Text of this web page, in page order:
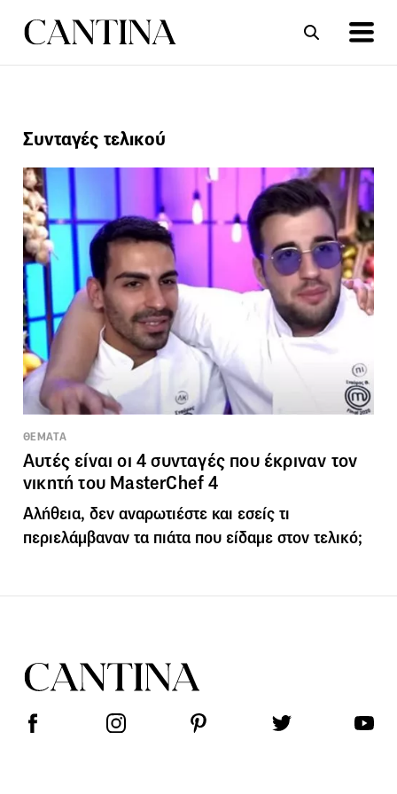
ΣΥΝΤΑΓΕΣ
Συνταγές τελικού
ΘΕΜΑΤΑ
Αυτές είναι οι 4 συνταγές που έκριναν τον
νικητή του MasterChef 4
Αλήθεια, δεν αναρωτιέστε και εσείς τι
περιελάμβαναν τα πιάτα που είδαμε στον τελικό;